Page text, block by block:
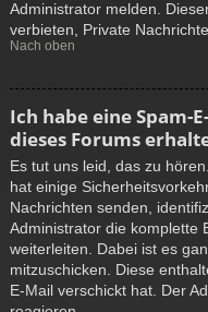
Administrator melden.
verbieten, Private
Nach oben
Ich habe eine Spam-
dieses Forums
Es tut uns leid, das zu
hat einige
Nachrichten senden,
Administrator die komplette
weiterleiten. Dabei ist es
mitzuschicken. Diese
E-Mail verschickt hat. Der